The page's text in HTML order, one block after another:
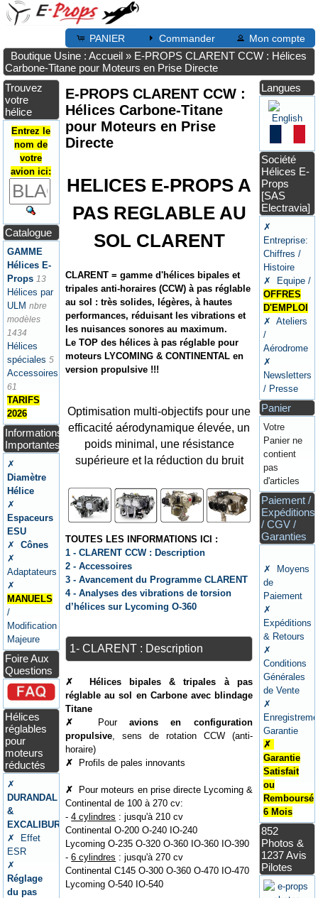
PANIER Commander Mon compte
Boutique Usine : Accueil » E-PROPS CLARENT CCW : Hélices
Carbone-Titane pour Moteurs en Prise Directe
Trouvez
votre
hélice
Entrez le
nom de
votre
avion ici:
Catalogue
GAMME
Hélices E-
Props 13
Hélices par
ULM nbre
modèles
1434
Hélices
spéciales 5
Accessoires
61
TARIFS
2026
Informations
Importantes
✗
Diamètre
Hélice
✗
Espaceurs
ESU
✗
Cônes
✗
Adaptateurs
✗
MANUELS
/
Modification
Majeure
Foire Aux
Questions
Hélices
réglables
pour
moteurs
réductés
✗
DURANDAL
&
EXCALIBUR
✗ Effet
ESR
✗
Réglage
du pas
E-PROPS CLARENT CCW :
Hélices Carbone-Titane
pour Moteurs en Prise
Directe
HELICES E-PROPS A
PAS REGLABLE AU
SOL CLARENT
CLARENT = gamme d'hélices bipales et
tripales anti-horaires (CCW) à pas réglable
au sol : très solides, légères, à hautes
performances, réduisant les vibrations et
les nuisances sonores au maximum.
Le TOP des hélices à pas réglable pour
moteurs LYCOMING & CONTINENTAL en
version propulsive !!!
Optimisation multi-objectifs pour une
efficacité aérodynamique élevée, un
poids minimal, une résistance
supérieure et la réduction du bruit
TOUTES LES INFORMATIONS ICI :
1 - CLARENT CCW : Description
2 - Accessoires
3 - Avancement du Programme CLARENT
4 - Analyses des vibrations de torsion
d’hélices sur Lycoming O-360
1- CLARENT : Description
✗
Hélices bipales & tripales à pas
réglable au sol en Carbone avec blindage
Titane
✗
Pouravions en configuration
propulsive , sens de rotation CCW (anti-
horaire)
✗
Profils de pales innovants
✗
Pour moteurs en prise directe Lycoming &
Continental de 100 à 270 cv:
-4 cylindres : jusqu'à 210 cv
Continental O-200 O-240 IO-240
Lycoming O-235 O-320 O-360 IO-360 IO-390
-6 cylindres : jusqu'à 270 cv
Continental C145 O-300 O-360 O-470 IO-470
Lycoming O-540 IO-540
Langues
Société
Hélices E-
Props
[SAS
Electravia]
✗
Entreprise:
Chiffres /
Histoire
✗ Equipe /
OFFRES
D'EMPLOI
✗ Ateliers
/
Aérodrome
✗
Newsletters
/ Presse
Panier
Votre
Panier ne
contient
pas
d'articles
Paiement /
Expéditions
/ CGV /
Garanties
✗ Moyens
de
Paiement
✗
Expéditions
& Retours
✗
Conditions
Générales
de Vente
✗
Garantie
✗
Garantie
Satisfait
ou
Remboursé
6 Mois
852
Photos &
1237 Avis
Pilotes